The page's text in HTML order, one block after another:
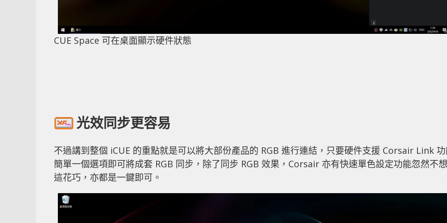
CUE Space 可在桌面顯示硬件狀態
光效同步更容易
不過講到整個 iCUE 的重點就是可以將大部份產品的 RGB 進行連結，只要硬件支援 Corsair Link
簡單一個選項即可將成套 RGB 同步，除了同步 RGB 效果，Corsair 亦有快速單色設定功能忽然不想
這花巧，亦都是一鍵即可。